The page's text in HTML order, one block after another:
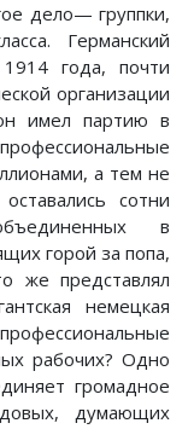
дело— группки,
Германский
года, почти
организации
имел партию в
а тем не
сотни
в
горой за попа,
же представлял
немецкая
рабочих? Одно
громадное
думающих